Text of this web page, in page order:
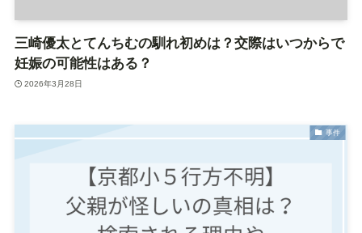
三崎優太とてんちむの馴れ初めは？交際はいつからで
妊娠の可能性はある？
2026年3月28日
事件